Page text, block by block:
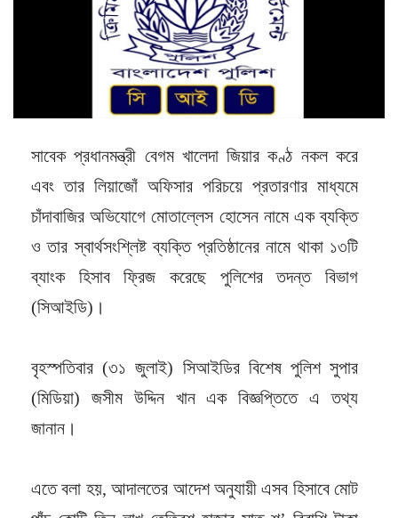
সাবেক প্রধানমন্ত্রী বেগম খালেদা জিয়ার কণ্ঠ নকল করে
এবং তার লিয়াজোঁ অফিসার পরিচয়ে প্রতারণার মাধ্যমে
চাঁদাবাজির অভিযোগে মোতাল্লেস হোসেন নামে এক ব্যক্তি
ও তার স্বার্থসংশ্লিষ্ট ব্যক্তি প্রতিষ্ঠানের নামে থাকা ১৩টি
ব্যাংক হিসাব ফ্রিজ করেছে পুলিশের তদন্ত বিভাগ
(সিআইডি)।
বৃহস্পতিবার (৩১ জুলাই) সিআইডির বিশেষ পুলিশ সুপার
(মিডিয়া) জসীম উদ্দিন খান এক বিজ্ঞপ্তিতে এ তথ্য
জানান।
এতে বলা হয়, আদালতের আদেশ অনুযায়ী এসব হিসাবে মোট